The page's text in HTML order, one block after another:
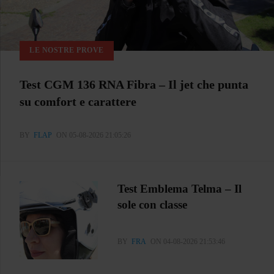
LE NOSTRE PROVE
Test CGM 136 RNA Fibra – Il jet che punta
su comfort e carattere
BY FLAP ON 05-08-2026 21:05:26
Test Emblema Telma – Il
sole con classe
BY FRA ON 04-08-2026 21:53:46